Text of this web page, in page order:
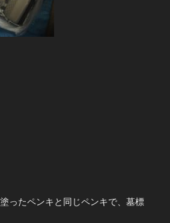
ったペンキと同じペンキで、墓標